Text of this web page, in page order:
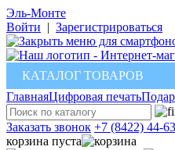
Эль-Монте
Войти | Зарегистрироваться
КАТАЛОГ ТОВАРОВ
ГлавнаяЦифровая печать
Заказать звонок +7 (8422) 44-
корзина пуста